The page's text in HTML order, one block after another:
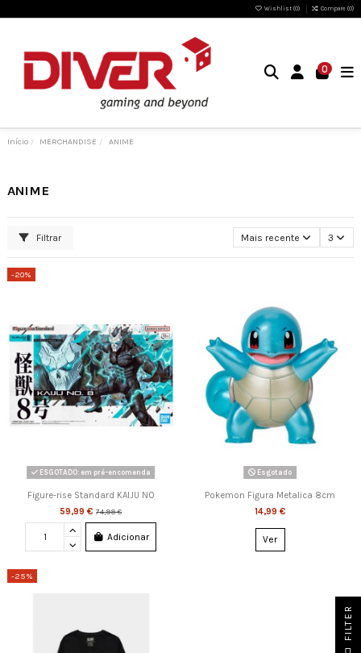
Wishlist (0) Compare (0)
0
Início MERCHANDISE ANIME
ANIME
Filtrar Mais recente 3
-20%
ESGOTADO: em pré-encomenda
Figure-rise Standard KAIJU NO
59,99 €74,99 €
Adicionar
Esgotado
Pokemon Figura Metalica 8cm
14,99 €
Ver
-25%
FILTER